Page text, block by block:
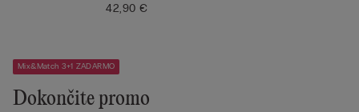
42,90 €
Mix&Match 3+1 ZADARMO
Dokončite promo